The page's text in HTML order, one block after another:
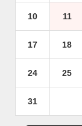
10 11
17 18
24 25
31